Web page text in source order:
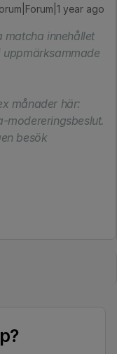
year ago
innehållet
uppmärksammade
månader här:
modereringsbeslut.
besök